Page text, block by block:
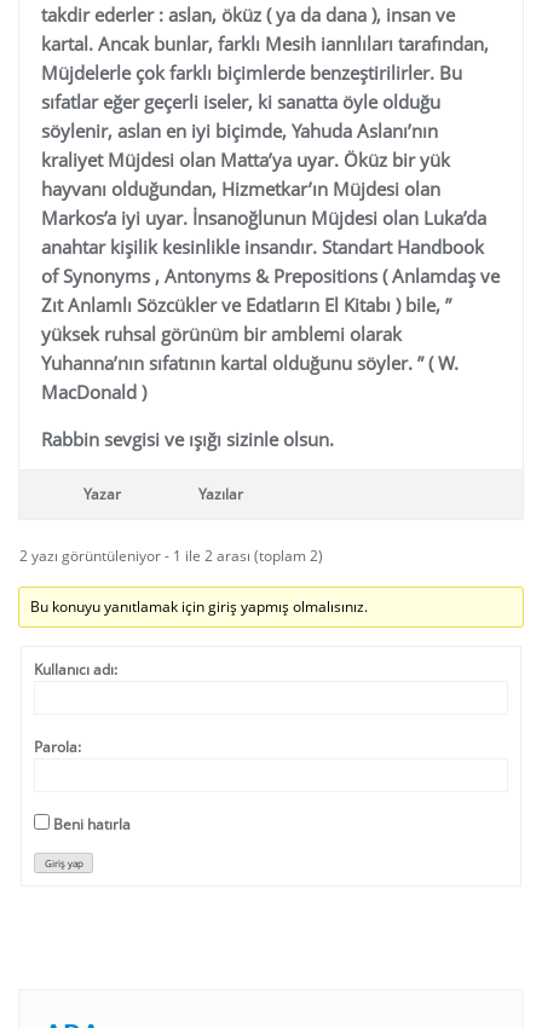
takdir ederler : aslan, öküz ( ya da dana ), insan ve
kartal. Ancak bunlar, farklı Mesih iannlıları tarafından,
Müjdelerle çok farklı biçimlerde benzeştirilirler. Bu
sıfatlar eğer geçerli iseler, ki sanatta öyle olduğu
söylenir, aslan en iyi biçimde, Yahuda Aslanı’nın
kraliyet Müjdesi olan Matta’ya uyar. Öküz bir yük
hayvanı olduğundan, Hizmetkar’ın Müjdesi olan
Markos’a iyi uyar. İnsanoğlunun Müjdesi olan Luka’da
anahtar kişilik kesinlikle insandır. Standart Handbook
of Synonyms , Antonyms & Prepositions ( Anlamdaş ve
Zıt Anlamlı Sözcükler ve Edatların El Kitabı ) bile, ”
yüksek ruhsal görünüm bir amblemi olarak
Yuhanna’nın sıfatının kartal olduğunu söyler. ” ( W.
MacDonald )
Rabbin sevgisi ve ışığı sizinle olsun.
Yazar Yazılar
2 yazı görüntüleniyor - 1 ile 2 arası (toplam 2)
Bu konuyu yanıtlamak için giriş yapmış olmalısınız.
Kullanıcı adı:
Parola:
Beni hatırla
Giriş yap